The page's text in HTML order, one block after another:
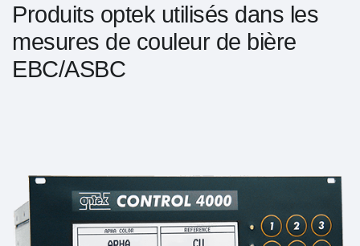
Produits optek utilisés dans les
mesures de couleur de bière
EBC/ASBC